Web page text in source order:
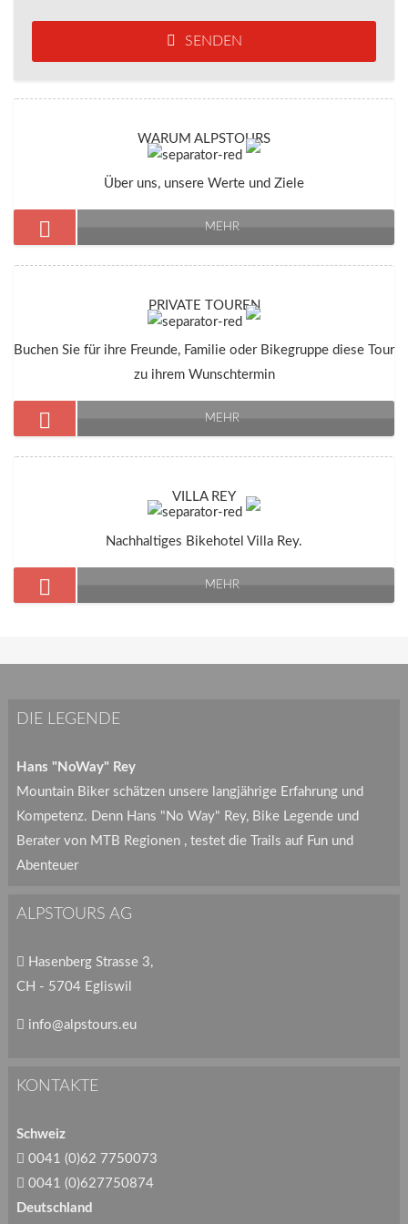
SENDEN
WARUM ALPSTOURS
Über uns, unsere Werte und Ziele
MEHR
PRIVATE TOUREN
Buchen Sie für ihre Freunde, Familie oder Bikegruppe diese Tour
zu ihrem Wunschtermin
MEHR
VILLA REY
Nachhaltiges Bikehotel Villa Rey.
MEHR
DIE LEGENDE
Hans "NoWay" Rey
Mountain Biker schätzen unsere langjährige Erfahrung und
Kompetenz. Denn Hans "No Way" Rey, Bike Legende und
Berater von MTB Regionen , testet die Trails auf Fun und
Abenteuer
ALPSTOURS AG
Hasenberg Strasse 3,
CH - 5704 Egliswil
info@alpstours.eu
KONTAKTE
Schweiz
0041 (0)62 7750073
0041 (0)627750874
Deutschland